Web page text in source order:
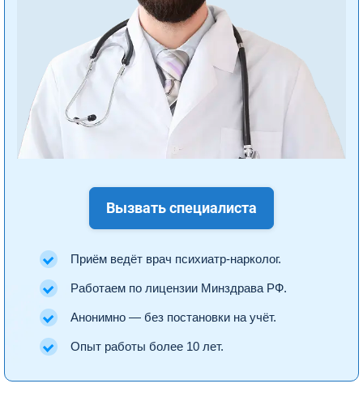
Вызвать специалиста
Приём ведёт врач психиатр-нарколог.
Работаем по лицензии Минздрава РФ.
Анонимно — без постановки на учёт.
Опыт работы более 10 лет.